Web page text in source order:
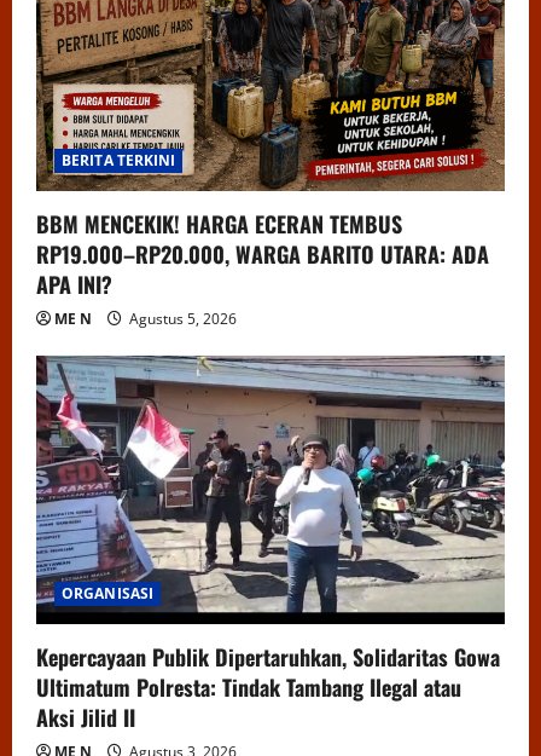
BERITA TERKINI
BBM MENCEKIK! HARGA ECERAN TEMBUS
RP19.000–RP20.000, WARGA BARITO UTARA: ADA
APA INI?
ME N Agustus 5, 2026
ORGANISASI
Kepercayaan Publik Dipertaruhkan, Solidaritas Gowa
Ultimatum Polresta: Tindak Tambang Ilegal atau
Aksi Jilid II